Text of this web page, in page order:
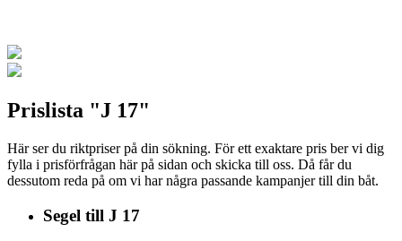
Prislista "J 17"
Här ser du riktpriser på din sökning. För ett exaktare pris ber vi dig
fylla i prisförfrågan här på sidan och skicka till oss. Då får du
dessutom reda på om vi har några passande kampanjer till din båt.
Segel till J 17